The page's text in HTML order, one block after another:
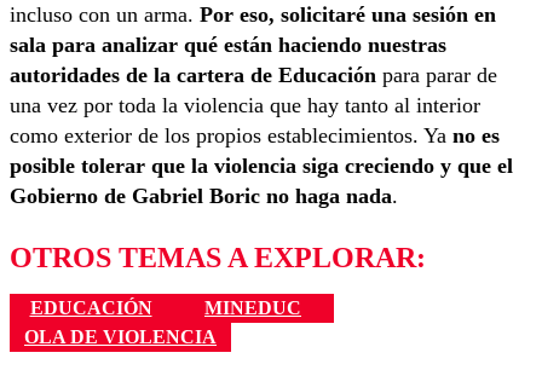
incluso con un arma. Por eso, solicitaré una sesión en
sala para analizar qué están haciendo nuestras
autoridades de la cartera de Educación para parar de
una vez por toda la violencia que hay tanto al interior
como exterior de los propios establecimientos. Ya no es
posible tolerar que la violencia siga creciendo y que el
Gobierno de Gabriel Boric no haga nada.
OTROS TEMAS A EXPLORAR:
EDUCACIÓN
MINEDUC
OLA DE VIOLENCIA